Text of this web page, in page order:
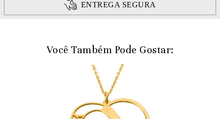
ENTREGA SEGURA
Você Também Pode Gostar: